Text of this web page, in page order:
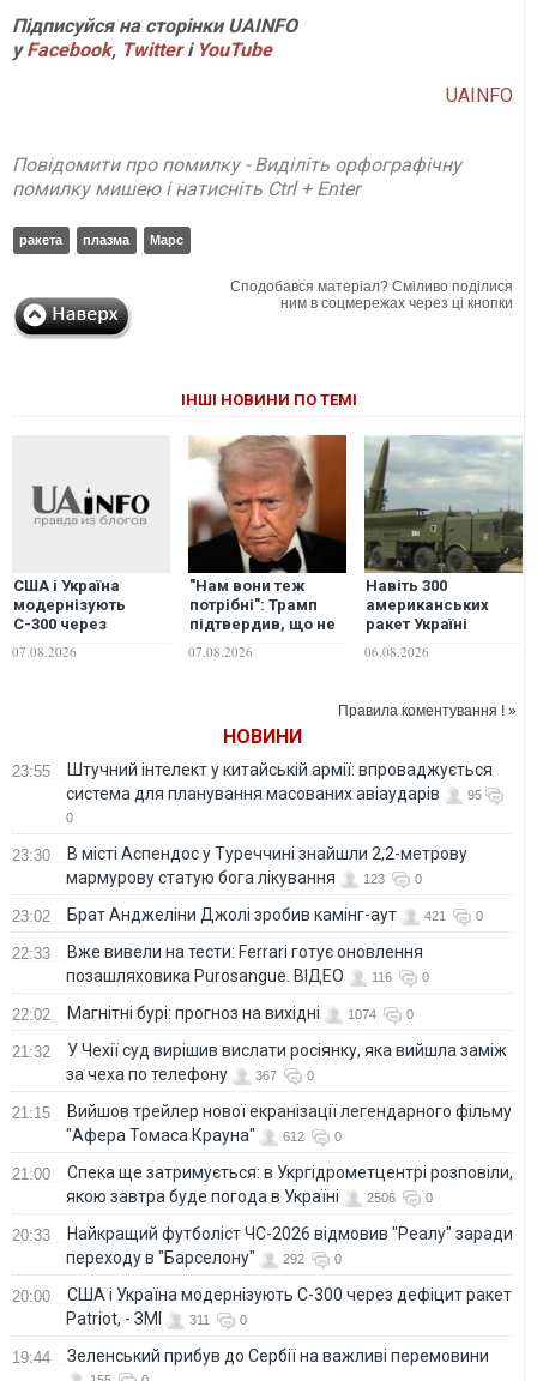
Підписуйся на сторінки UAINFO
уFacebook, Twitter і YouTube
UAINFO
Повідомити про помилку - Виділіть орфографічну
помилку мишею і натисніть Ctrl + Enter
ракета плазма Марс
Сподобався матеріал? Сміливо поділися
ним в соцмережах через ці кнопки
ІНШІ НОВИНИ ПО ТЕМІ
США і Україна
модернізують
С-300 через
дефіцит ракет
Patriot, - ЗМІ
07.08.2026
"Нам вони теж
потрібні": Трамп
підтвердив, що не
перехоплювачі до
07.08.2026
Навіть 300
американських
ракет Україні
2,5-3 місяці
обстрілів - експерт
06.08.2026
Правила коментування ! »
НОВИНИ
23:55
Штучний інтелект у китайській армії: впроваджується
система для планування масованих авіаударів
95
0
23:30
В місті Аспендос у Туреччині знайшли 2,2-метрову
мармурову статую бога лікування
123 0
23:02 Брат Анджеліни Джолі зробив камінг-аут 421 0
22:33
Вже вивели на тести: Ferrari готує оновлення
позашляховика Purosangue. ВІДЕО
116 0
22:02 Магнітні бурі: прогноз на вихідні 1074 0
21:32
У Чехії суд вирішив вислати росіянку, яка вийшла заміж
за чеха по телефону
367 0
21:15
Вийшов трейлер нової екранізації легендарного фільму
"Афера Томаса Крауна"
612 0
21:00
Спека ще затримується: в Укргідрометцентрі розповіли,
якою завтра буде погода в Україні
2506 0
20:33
Найкращий футболіст ЧС-2026 відмовив "Реалу" заради
переходу в "Барселону"
292 0
20:00
США і Україна модернізують С-300 через дефіцит ракет
Patriot, - ЗМІ
311 0
19:44 Зеленський прибув до Сербії на важливі перемовини